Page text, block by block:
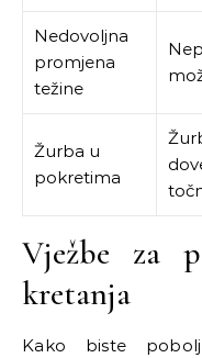
Nedovoljna
promjena
težine
Žurba u
pokretima
Vježbe za
kretanja
Kako biste